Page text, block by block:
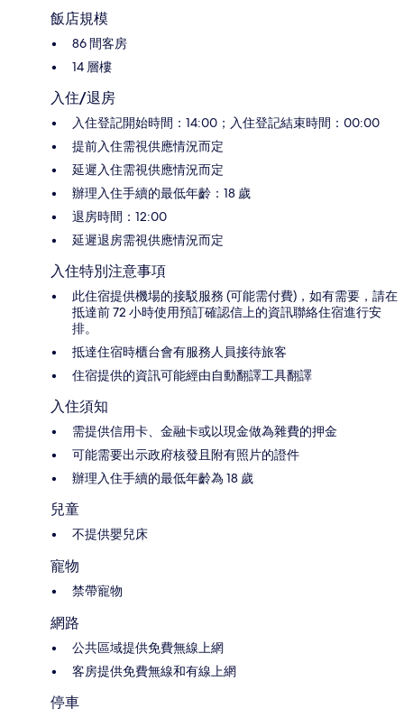
飯店規模
86 間客房
14 層樓
入住/退房
入住登記開始時間：14:00；入住登記結束時間：00:00
提前入住需視供應情況而定
延遲入住需視供應情況而定
辦理入住手續的最低年齡：18 歲
退房時間：12:00
延遲退房需視供應情況而定
入住特別注意事項
此住宿提供機場的接駁服務 (可能需付費)，如有需要，請在
抵達前 72 小時使用預訂確認信上的資訊聯絡住宿進行安
排。
抵達住宿時櫃台會有服務人員接待旅客
住宿提供的資訊可能經由自動翻譯工具翻譯
入住須知
需提供信用卡、金融卡或以現金做為雜費的押金
可能需要出示政府核發且附有照片的證件
辦理入住手續的最低年齡為 18 歲
兒童
不提供嬰兒床
寵物
禁帶寵物
網路
公共區域提供免費無線上網
客房提供免費無線和有線上網
停車